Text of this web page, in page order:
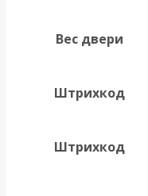
Вес двери
Штрихкод
Штрихкод